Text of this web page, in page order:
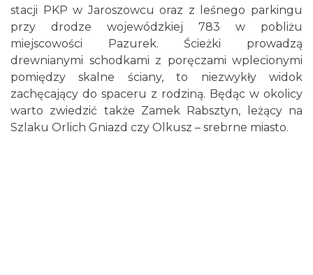
stacji PKP w Jaroszowcu oraz z leśnego parkingu
przy drodze wojewódzkiej 783 w pobliżu
miejscowości Pazurek. Ścieżki prowadzą
drewnianymi schodkami z poręczami wplecionymi
pomiędzy skalne ściany, to niezwykły widok
zachęcający do spaceru z rodziną. Będąc w okolicy
warto zwiedzić także Zamek Rabsztyn, leżący na
Szlaku Orlich Gniazd czy Olkusz – srebrne miasto.